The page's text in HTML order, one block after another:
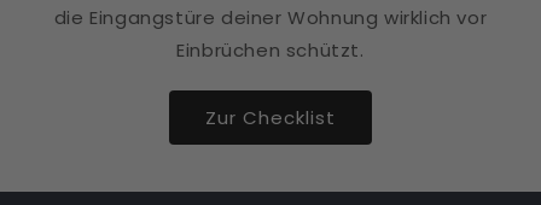
die Eingangstüre deiner Wohnung wirklich vor
Einbrüchen schützt.
Zur Checklist